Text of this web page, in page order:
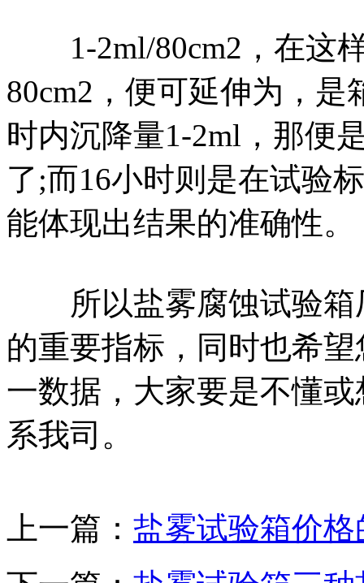
1-2ml/80cm2，在这
80cm2，便可延伸为，
时内沉降量1-2ml，那便
了;而16小时则是在试验
能体现出结果的准确性。
所以盐雾腐蚀试验箱
的重要指标，同时也希
一数据，大家要是不懂
系我司。
上一篇： 盐雾试验箱价格